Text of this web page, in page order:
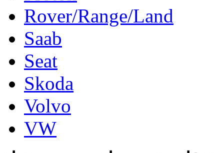
Rover/Range/Land
Saab
Seat
Skoda
Volvo
VW